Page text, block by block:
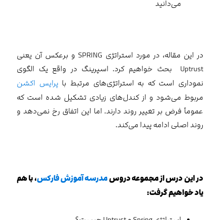
می‌دانید
در این مقاله، در مورد استراتژی SPRING و برعکس آن یعنی
Uptrust بحث خواهیم کرد. اسپرینگ در واقع یک الگوی
نموداری است که به استراتژی‌های مرتبط با پرایس اکشن
مربوط می‌شود و از کندل‌های زیادی تشکیل شده است که
عموماً فرض بر تغییر روند دارند. اما این اتفاق رخ نمی‌دهد و
روند اصلی ادامه پیدا می‌کند.
در این درس از مجموعه دروسمدرسه آموزش فارکس، با هم
یاد خواهیم گرفت: